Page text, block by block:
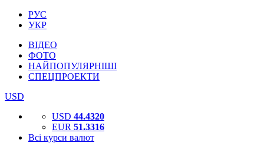
РУС
УКР
ВІДЕО
ФОТО
НАЙПОПУЛЯРНІШІ
СПЕЦПРОЕКТИ
USD
USD 44.4320
EUR 51.3316
Всі курси валют